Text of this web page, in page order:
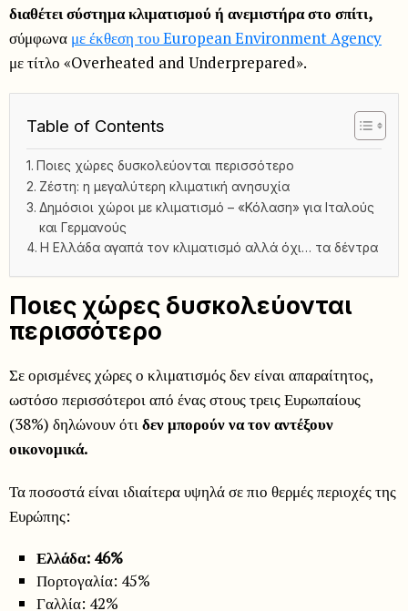
διαθέτει σύστημα κλιματισμού ή ανεμιστήρα στο σπίτι,
σύμφωνα με έκθεση του European Environment Agency
με τίτλο «Overheated and Underprepared».
Table of Contents
Ποιες χώρες δυσκολεύονται περισσότερο
Ζέστη: η μεγαλύτερη κλιματική ανησυχία
Δημόσιοι χώροι με κλιματισμό – «Κόλαση» για Ιταλούς
και Γερμανούς
Η Ελλάδα αγαπά τον κλιματισμό αλλά όχι… τα δέντρα
Ποιες χώρες δυσκολεύονται
περισσότερο
Σε ορισμένες χώρες ο κλιματισμός δεν είναι απαραίτητος,
ωστόσο περισσότεροι από ένας στους τρεις Ευρωπαίους
(38%) δηλώνουν ότιδεν μπορούν να τον αντέξουν
οικονομικά.
Τα ποσοστά είναι ιδιαίτερα υψηλά σε πιο θερμές περιοχές της
Ευρώπης:
Ελλάδα: 46%
Πορτογαλία: 45%
Γαλλία: 42%